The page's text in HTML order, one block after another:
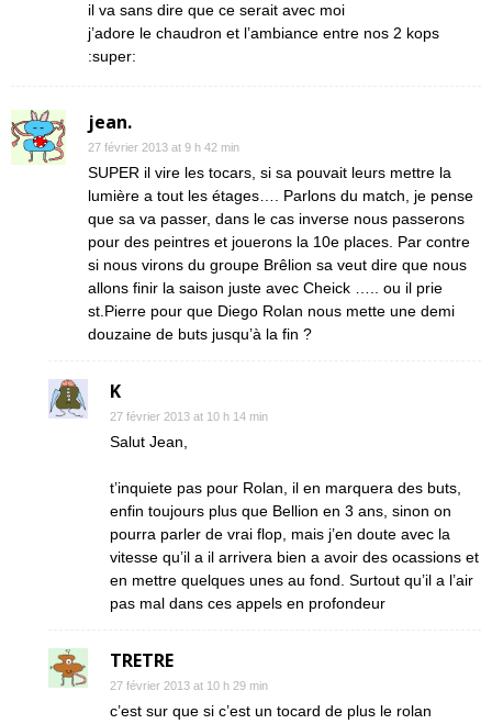
il va sans dire que ce serait avec moi
j’adore le chaudron et l’ambiance entre nos 2 kops
:super:
jean.
27 février 2013 at 9 h 42 min
SUPER il vire les tocars, si sa pouvait leurs mettre la
lumière a tout les étages…. Parlons du match, je pense
que sa va passer, dans le cas inverse nous passerons
pour des peintres et jouerons la 10e places. Par contre
si nous virons du groupe Brêlion sa veut dire que nous
allons finir la saison juste avec Cheick ….. ou il prie
st.Pierre pour que Diego Rolan nous mette une demi
douzaine de buts jusqu’à la fin ?
K
27 février 2013 at 10 h 14 min
Salut Jean,
t’inquiete pas pour Rolan, il en marquera des buts,
enfin toujours plus que Bellion en 3 ans, sinon on
pourra parler de vrai flop, mais j’en doute avec la
vitesse qu’il a il arrivera bien a avoir des ocassions et
en mettre quelques unes au fond. Surtout qu’il a l’air
pas mal dans ces appels en profondeur
TRETRE
27 février 2013 at 10 h 29 min
c’est sur que si c’est un tocard de plus le rolan